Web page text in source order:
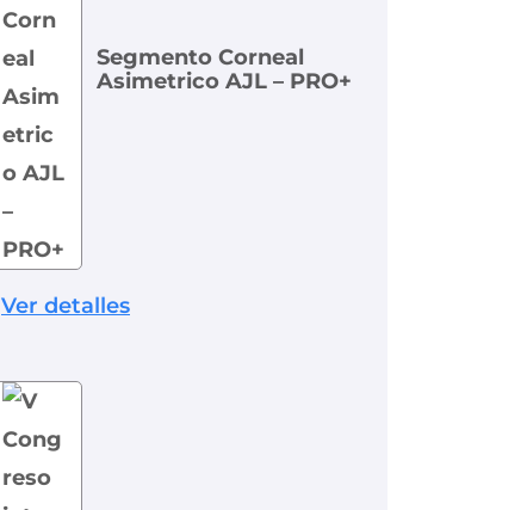
Segmento Corneal
Asimetrico AJL – PRO+
Ver detalles